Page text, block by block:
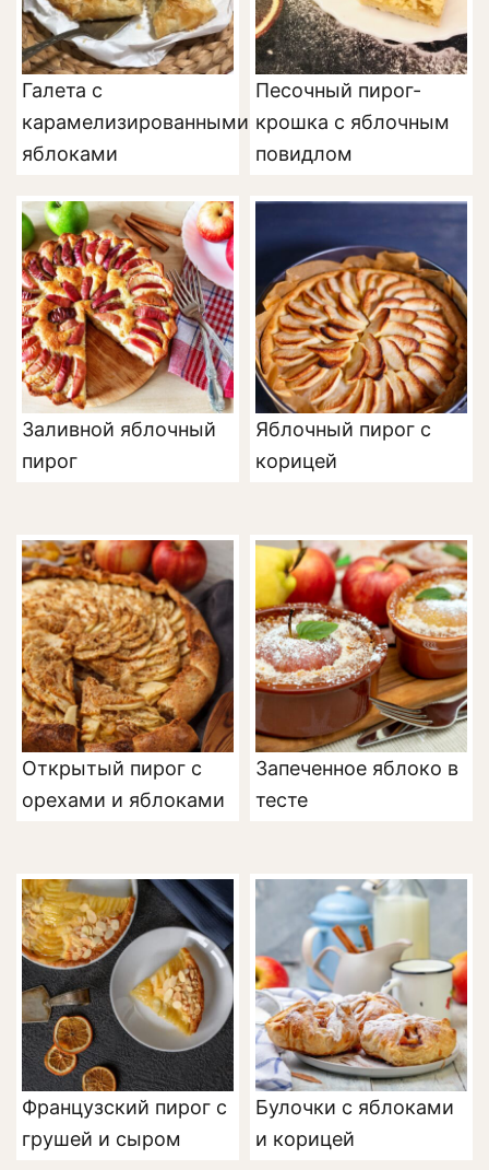
Галета с
карамелизированными
яблоками
Песочный пирог-
крошка с яблочным
повидлом
Заливной яблочный
пирог
Яблочный пирог с
корицей
Открытый пирог с
орехами и яблоками
Запеченное яблоко в
тесте
Французский пирог с
грушей и сыром
Булочки с яблоками
и корицей